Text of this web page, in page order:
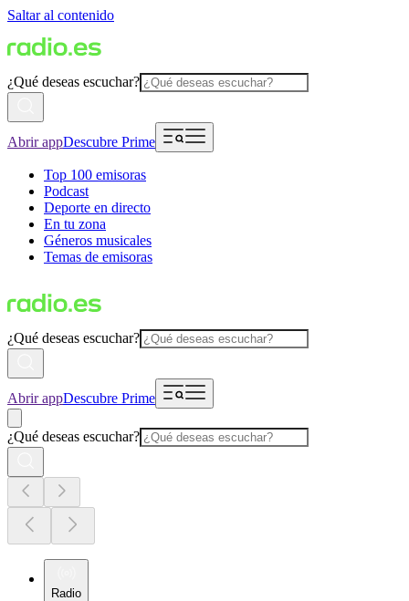
Saltar al contenido
¿Qué deseas escuchar?
Abrir appDescubre Prime
Top 100 emisoras
Podcast
Deporte en directo
En tu zona
Géneros musicales
Temas de emisoras
¿Qué deseas escuchar?
Abrir appDescubre Prime
¿Qué deseas escuchar?
Radio